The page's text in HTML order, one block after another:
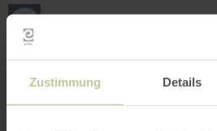
Zustimmung Details